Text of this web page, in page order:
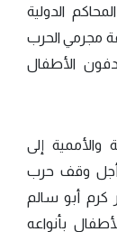
الدولية
مجرمي الحرب
الأطفال
والأممية إلى
أجل وقف حرب
كرم أبو سالم
بأنواعه